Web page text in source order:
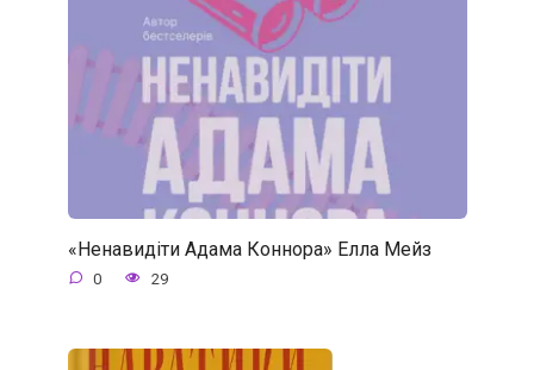
«Ненавидіти Адама Коннора» Елла Мейз
0 29